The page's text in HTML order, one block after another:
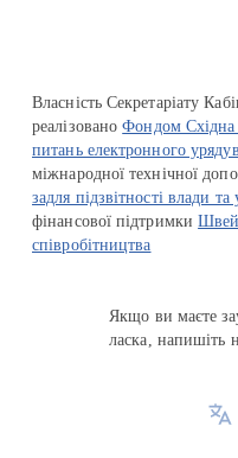
Власність Секретаріату
реалізованоФондом
питань електронного
міжнародної технічної
задля підзвітності влади
фінансової підтримки
співробітництва
Якщо ви маєте
ласка, напишіть